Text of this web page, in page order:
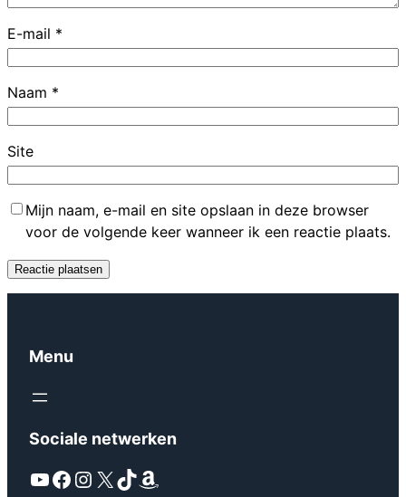
E-mail *
Naam *
Site
Mijn naam, e-mail en site opslaan in deze browser
voor de volgende keer wanneer ik een reactie plaats.
Menu
Sociale netwerken
YouTube Facebook Instagram X TikTok Amazon